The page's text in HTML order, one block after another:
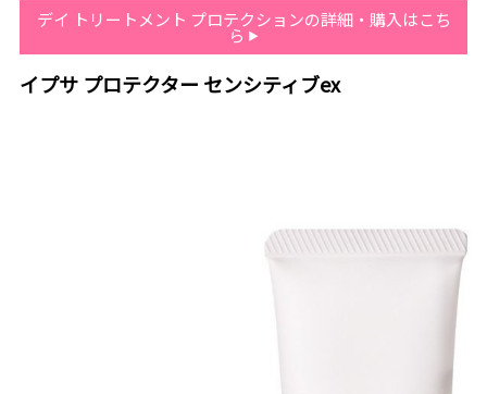
デイ トリートメント プロテクションの詳細・購入はこち
ら
イプサ プロテクター センシティブex